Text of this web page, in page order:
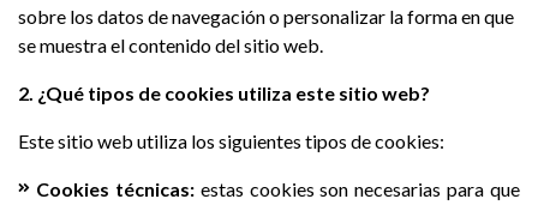
sobre los datos de navegación o personalizar la forma en que
se muestra el contenido del sitio web.
2. ¿Qué tipos de cookies utiliza este sitio web?
Este sitio web utiliza los siguientes tipos de cookies:
Cookies técnicas:estas cookies son necesarias para que